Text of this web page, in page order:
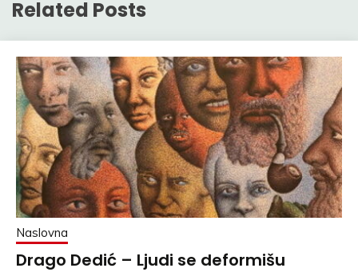
Related Posts
Naslovna
Drago Dedić – Ljudi se deformišu